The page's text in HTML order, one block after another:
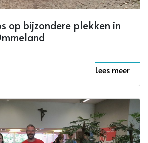
op bijzondere plekken in
Lees meer